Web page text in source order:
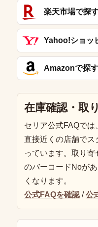
楽天市場で探
Yahoo!ショッ
Amazonで探す
在庫確認・取
セリア公式FAQでは
直接近くの店舗でス
っています。取り
のバーコードNoが
くなります。
公式FAQを確認 /公